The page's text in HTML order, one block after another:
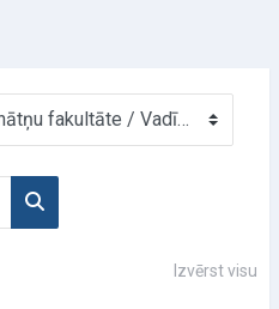
Meklēt kursus
Izvērst visu